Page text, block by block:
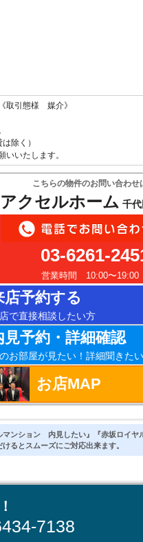
態様 媒介》
除く）
いたします。
こちらの物件のお問い合わせ
アクセルホーム 千
03-6261-
営業時間 10:00〜19:00
店予約する
で直接相談したい方
見予約・詳細確認
お部屋が見たい！詳細聞きた
お店MAP
マンション 内見したい』『赤坂ロイ
るとスムーズにご対応出来ます。
7138